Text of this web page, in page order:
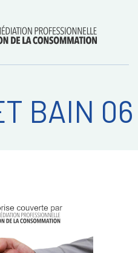
BAIN 06